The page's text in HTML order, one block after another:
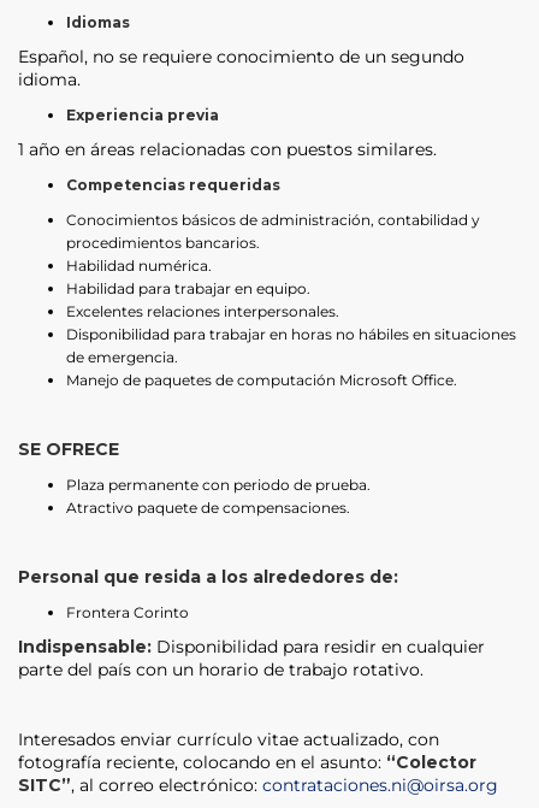
Idiomas
Español, no se requiere conocimiento de un segundo
idioma.
Experiencia previa
1 año en áreas relacionadas con puestos similares.
Competencias requeridas
Conocimientos básicos de administración, contabilidad y
procedimientos bancarios.
Habilidad numérica.
Habilidad para trabajar en equipo.
Excelentes relaciones interpersonales.
Disponibilidad para trabajar en horas no hábiles en situaciones
de emergencia.
Manejo de paquetes de computación Microsoft Office.
SE OFRECE
Plaza permanente con periodo de prueba.
Atractivo paquete de compensaciones.
Personal que resida a los alrededores de:
Frontera Corinto
Indispensable: Disponibilidad para residir en cualquier
parte del país con un horario de trabajo rotativo.
Interesados enviar currículo vitae actualizado, con
fotografía reciente, colocando en el asunto: “Colector
SITC”, al correo electrónico: contrataciones.ni@oirsa.org